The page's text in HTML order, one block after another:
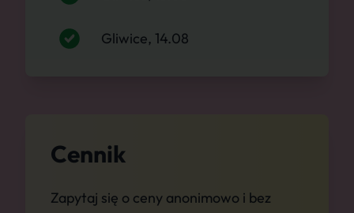
Gliwice, 14.08
Cennik
Zapytaj się o ceny anonimowo i bez